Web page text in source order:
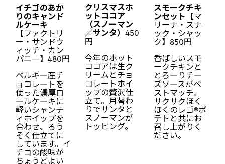
イチゴのあか
りのキャンド
ルケーキ
【ファクトリ
ー・サンドウ
ィッチ・カン
パニ―】480円
ベルギー産チ
ョコレートを
使った濃厚ロ
ールケーキに
軽いシャンテ
ィホイップを
合わせ、ろう
そく仕立てに
しています。イ
チゴの酸味が
ちょうどよい
クリスマスホ
ットココア
（スノーマン
／サンタ） 450
円
今年のホット
ココアは生ク
リームとチョ
コレートホイ
ップの贅沢仕
立て。月替わ
りでサンタと
スノーマンが
トッピング。
スモークチキ
ンセット 【マ
リーナ・スナ
ック・シャッ
ク】850円
香ばしいスモ
ークチキンと
とろーりチー
ズソースがベ
ストマッチ。
サクサクほく
ほくのレゴ®ポ
テトと共にお
召し上がりく
ださい。